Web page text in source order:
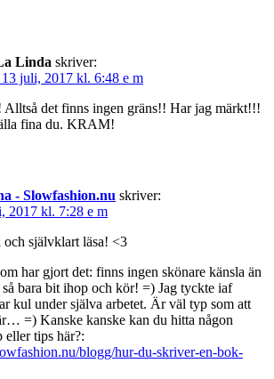
Linda skriver:
13 juli, 2017 kl. 6:48 e m
Alltså det finns ingen gräns!! Har jag märkt!!!
fina du. KRAM!
- Slowfashion.nu skriver:
2017 kl. 7:28 e m
självklart läsa! <3
har gjort det: finns ingen skönare känsla än
bara bit ihop och kör! =) Jag tyckte iaf
kul under själva arbetet. Är väl typ som att
=) Kanske kanske kan du hitta någon
eller tips här?:
blogg/hur-du-skriver-en-bok-